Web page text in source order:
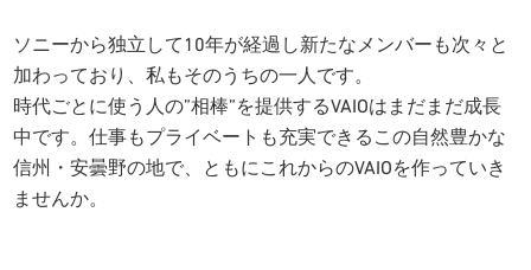
ソニーから独立して10年が経過し新たなメンバーも次々と
加わっており、私もそのうちの一人です。
時代ごとに使う人の”相棒”を提供するVAIOはまだまだ成長
中です。仕事もプライベートも充実できるこの自然豊かな
信州・安曇野の地で、ともにこれからのVAIOを作っていき
ませんか。